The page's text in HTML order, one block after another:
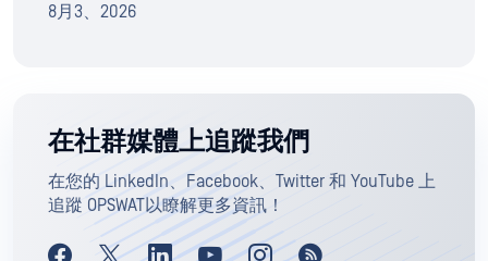
8月3、2026
在社群媒體上追蹤我們
在您的 LinkedIn、Facebook、Twitter 和 YouTube 上
追蹤 OPSWAT以瞭解更多資訊！